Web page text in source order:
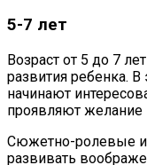
5-7 лет
Возраст от 5 до 7
развития ребенка. В
начинают
проявляют
Сюжетно-ролевые
развивать